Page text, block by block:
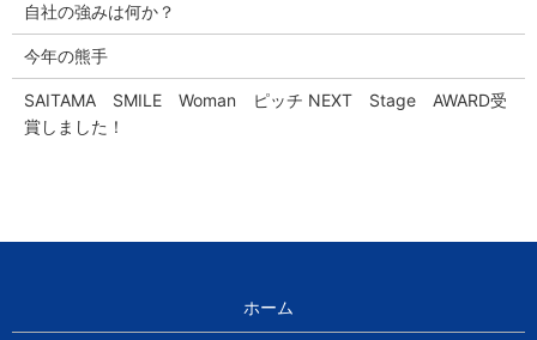
自社の強みは何か？
今年の熊手
SAITAMA SMILE Woman ピッチ NEXT Stage AWARD受
賞しました！
ホーム